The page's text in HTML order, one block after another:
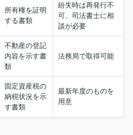
所有権を証明
する書類
紛失時は再発行不
可、司法書士に相
談が必要
不動産の登記
内容を示す書
類
法務局で取得可能
固定資産税の
納税状況を示
す書類
最新年度のものを
用意